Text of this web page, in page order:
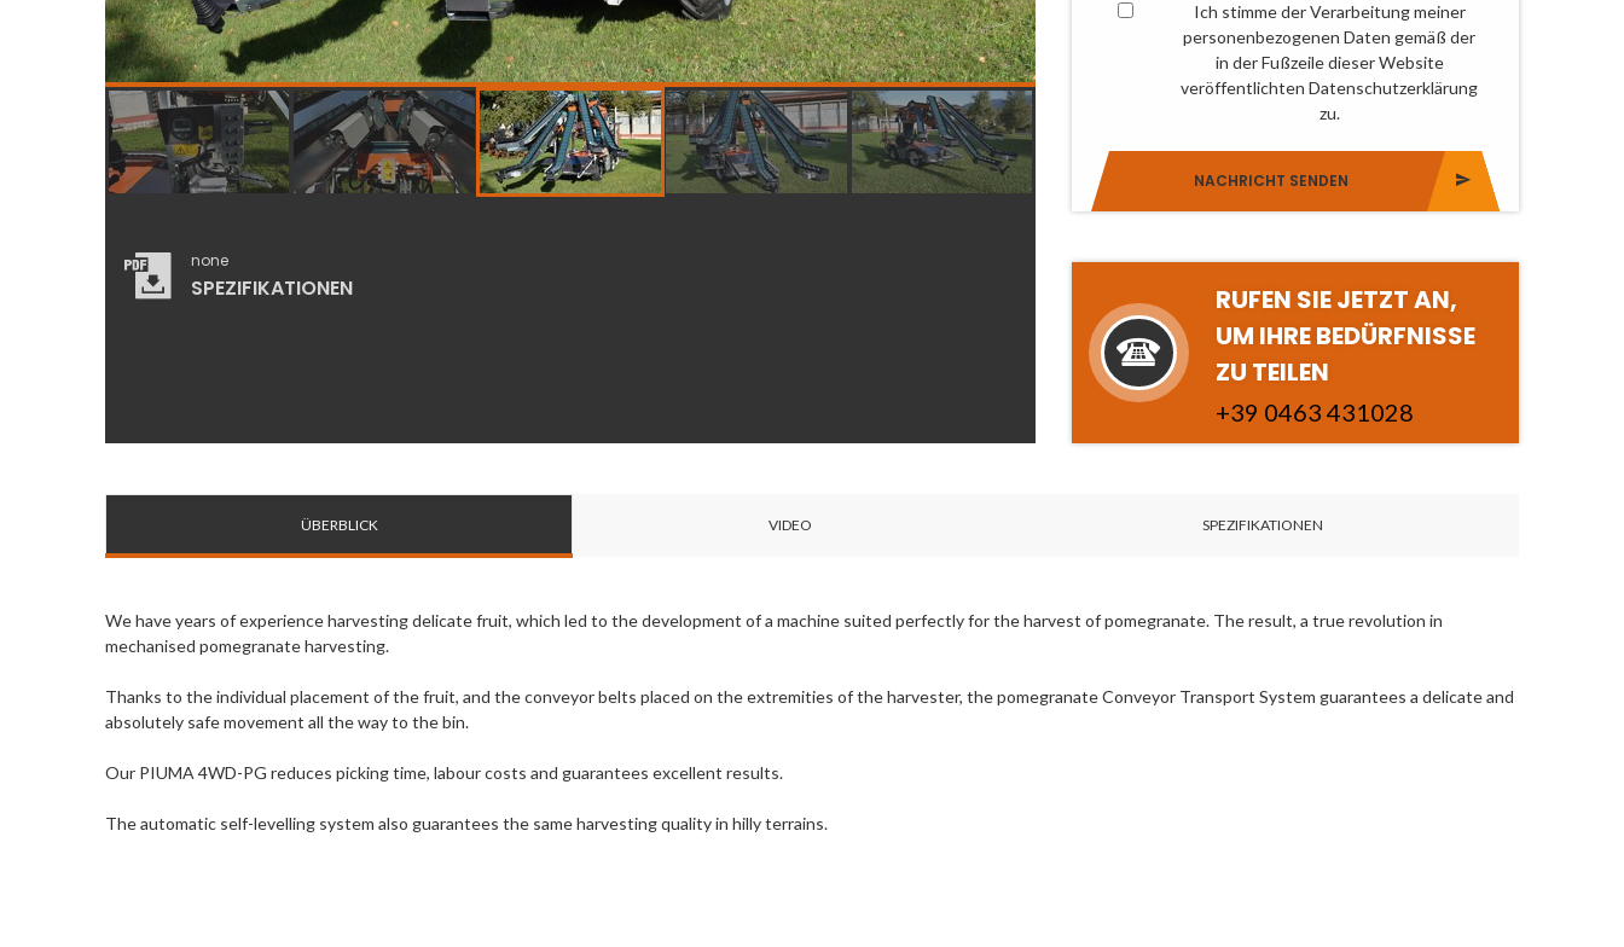
none
SPEZIFIKATIONEN
Ich stimme der Verarbeitung meiner
personenbezogenen Daten gemäß der
in der Fußzeile dieser Website
veröffentlichten Datenschutzerklärung
zu.
NACHRICHT SENDEN
RUFEN SIE JETZT AN,
UM IHRE BEDÜRFNISSE
ZU TEILEN
+39 0463 431028
ÜBERBLICK VIDEO SPEZIFIKATIONEN
We have years of experience harvesting delicate fruit, which led to the development of a machine suited perfectly for the harvest of pomegranate. The result, a true revolution in
mechanised pomegranate harvesting.
Thanks to the individual placement of the fruit, and the conveyor belts placed on the extremities of the harvester, the pomegranate Conveyor Transport System guarantees a delicate and
absolutely safe movement all the way to the bin.
Our PIUMA 4WD-PG reduces picking time, labour costs and guarantees excellent results.
The automatic self-levelling system also guarantees the same harvesting quality in hilly terrains.